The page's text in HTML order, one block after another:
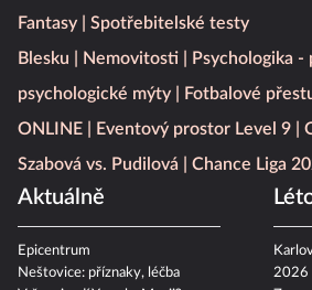
Fantasy
Spotřebitelské testy
Blesku
Nemovitosti
Psychologika
psychologické mýty
Fotbalové
ONLINE
Eventový prostor Level 9
Szabová vs. Pudilová
Chance Liga
Aktuálně
Epicentrum
Neštovice: příznaky, léčba
2026